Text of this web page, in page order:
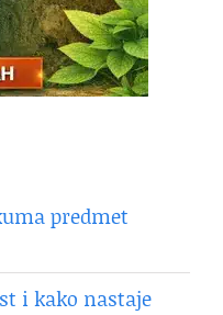
predmet
i kako nastaje